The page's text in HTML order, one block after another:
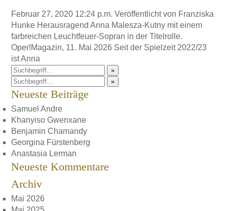
Februar 27, 2020 12:24 p.m. Veröffentlicht von Franziska
Hunke Herausragend Anna Malesza-Kutny mit einem
farbreichen Leuchtfeuer-Sopran in der Titelrolle.
Oper!Magazin, 11. Mai 2026 Seit der Spielzeit 2022/23
ist Anna
»
»
Neueste Beiträge
Samuel Andre
Khanyiso Gwenxane
Benjamin Chamandy
Georgina Fürstenberg
Anastasia Lerman
Neueste Kommentare
Archiv
Mai 2026